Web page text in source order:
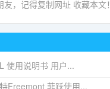
，记得复制网址 收藏本文！
使用说明书 用户...
Freemont 菲跃使用...